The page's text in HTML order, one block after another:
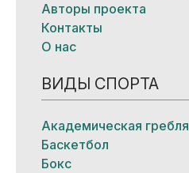
Авторы проекта
Контакты
О нас
ВИДЫ СПОРТА
Академическая гребля
Баскетбол
Бокс